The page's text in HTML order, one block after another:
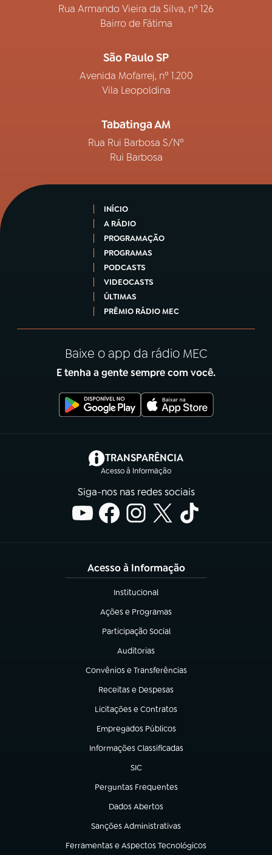
Rua Armando Vieira da Silva, nº 126
Bairro de Fátima
São Paulo SP
Avenida Mofarrej, nº 1.200
Vila Leopoldina
Tabatinga AM
Rua Rui Barbosa S/Nº
Rui Barbosa
INÍCIO
A RÁDIO
PROGRAMAÇÃO
PROGRAMAS
PODCASTS
VIDEOCASTS
ÚLTIMAS
PRÊMIO RÁDIO MEC
Baixe o app da rádio MEC
E tenha a gente sempre com você.
TRANSPARÊNCIA
Acesso à Informação
(abre em nova aba)
Siga-nos nas redes sociais
Acesso à Informação
Institucional
(abre em nova aba)
Ações e Programas
(abre em nova aba)
Participação Social
(abre em nova aba)
Auditorias
(abre em nova aba)
Convênios e Transferências
(abre em nova aba)
Receitas e Despesas
(abre em nova aba)
Licitações e Contratos
(abre em nova aba)
Empregados Públicos
(abre em nova aba)
Informações Classificadas
(abre em nova aba)
SIC
(abre em nova aba)
Perguntas Frequentes
(abre em nova aba)
Dados Abertos
(abre em nova aba)
Sanções Administrativas
(abre em nova aba)
Ferramentas e Aspectos Tecnológicos
(abre em nova aba)